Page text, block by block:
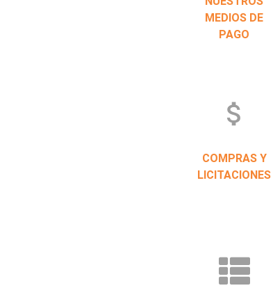
MEDIOS DE
PAGO
attach_money
COMPRAS Y
LICITACIONES